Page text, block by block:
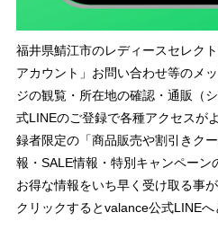
福井県鯖江市のレディースセレク
アカウント」お問い合わせ等のメ
ジの観覧・所在地の確認・通販（
式LINEのご登録で各種アクセスが
録者限定の「商品販売や割引きク
報・SALE情報・特別キャンペー
お得な情報をいち早く受け取る事
クリックするとvalance公式LINEへ